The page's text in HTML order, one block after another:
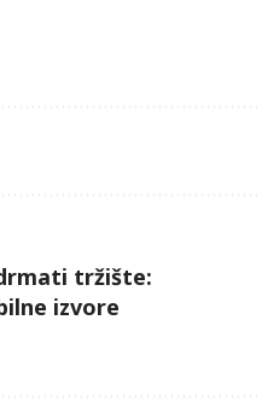
tržište:
izvore